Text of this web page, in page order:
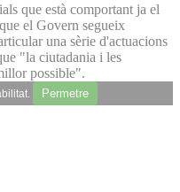
que està comportant ja el
el Govern segueix
una sèrie d'actuacions
"la ciutadania i les
possible".
Permetre